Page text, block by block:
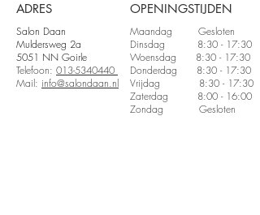
ADRES OPENINGSTIJDEN
Salon Daan
Muldersweg 2a
5051 NN Goirle
Telefoon: 013-5340440
Mail: info@salondaan.nl
Maandag Gesloten
Dinsdag 8:30 - 17:30
Woensdag 8:30 - 17:30
Donderdag 8:30 - 17:30
Vrijdag 8:30 - 17:30
Zaterdag 8:00 - 16:00
Zondag Gesloten